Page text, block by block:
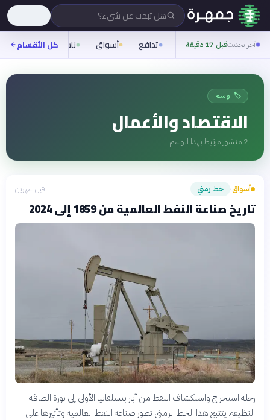
هل تبحث عن شيء؟
آخر تحديثقبل 17 دقيقة تدافع أسواق ناس روح
كل الأقسام
🏷️ وسم
الاقتصاد والأعمال
2 منشور مرتبط بهذا الوسم
أسواق› خط زمني قبل شهرين
تاريخ صناعة النفط العالمية من 1859 إلى 2024
رحلة استخراج واستكشاف النفط من آبار بنسلفانيا الأولى إلى ثورة الطاقة
النظيفة. يتتبع هذا الخط الزمني تطور صناعة النفط العالمية وتأثيرها على